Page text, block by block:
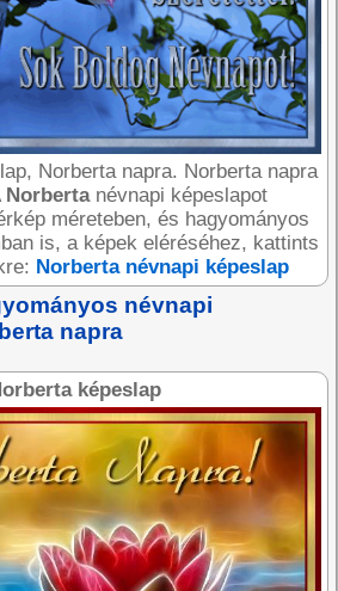
Norberta napra. Norberta napra
Norbertanévnapi képeslapot
méreteben, és hagyományos
is, a képek eléréséhez, kattints
Norberta névnapi képeslap
névnapi
napra
képeslap